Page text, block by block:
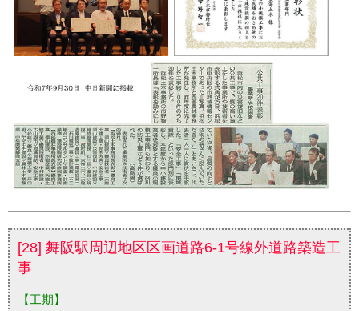
[28] 舞阪駅周辺地区区画道路6-1号線外道路築造工
事
【工期】